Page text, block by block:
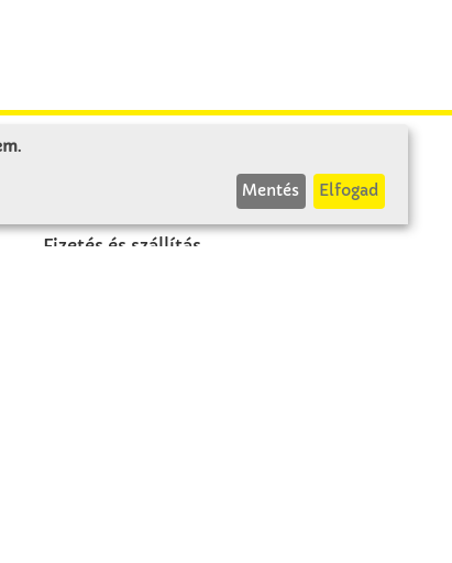
Fizetés és szállítás
.
Mentés Elfogad